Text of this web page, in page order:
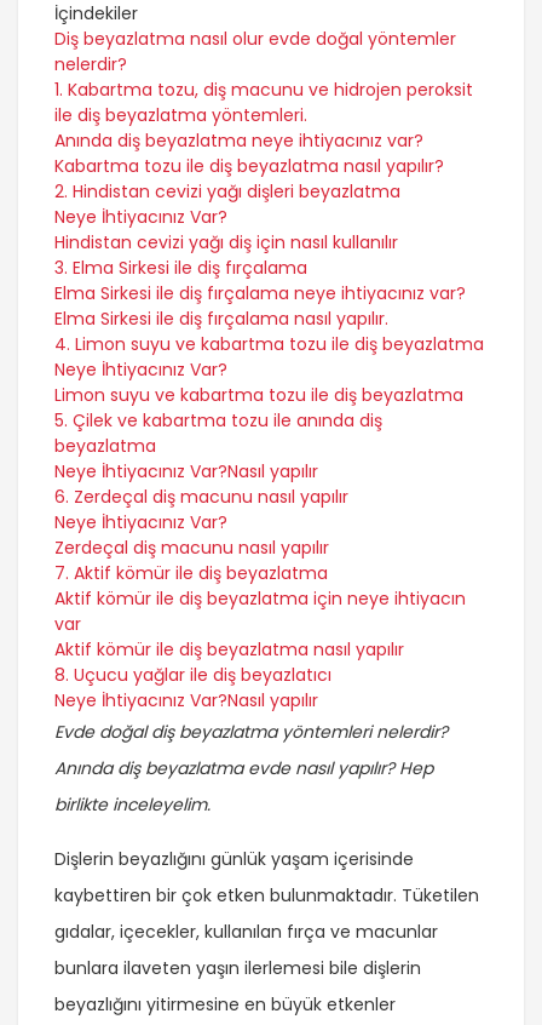
İçindekiler
Diş beyazlatma nasıl olur evde doğal yöntemler
nelerdir?
1. Kabartma tozu, diş macunu ve hidrojen peroksit
ile diş beyazlatma yöntemleri.
Anında diş beyazlatma neye ihtiyacınız var?
Kabartma tozu ile diş beyazlatma nasıl yapılır?
2. Hindistan cevizi yağı dişleri beyazlatma
Neye İhtiyacınız Var?
Hindistan cevizi yağı diş için nasıl kullanılır
3. Elma Sirkesi ile diş fırçalama
Elma Sirkesi ile diş fırçalama neye ihtiyacınız var?
Elma Sirkesi ile diş fırçalama nasıl yapılır.
4. Limon suyu ve kabartma tozu ile diş beyazlatma
Neye İhtiyacınız Var?
Limon suyu ve kabartma tozu ile diş beyazlatma
5. Çilek ve kabartma tozu ile anında diş
beyazlatma
Neye İhtiyacınız Var?Nasıl yapılır
6. Zerdeçal diş macunu nasıl yapılır
Neye İhtiyacınız Var?
Zerdeçal diş macunu nasıl yapılır
7. Aktif kömür ile diş beyazlatma
Aktif kömür ile diş beyazlatma için neye ihtiyacın
var
Aktif kömür ile diş beyazlatma nasıl yapılır
8. Uçucu yağlar ile diş beyazlatıcı
Neye İhtiyacınız Var?Nasıl yapılır
Evde doğal diş beyazlatma yöntemleri nelerdir?
Anında diş beyazlatma evde nasıl yapılır? Hep
birlikte inceleyelim.
Dişlerin beyazlığını günlük yaşam içerisinde
kaybettiren bir çok etken bulunmaktadır. Tüketilen
gıdalar, içecekler, kullanılan fırça ve macunlar
bunlara ilaveten yaşın ilerlemesi bile dişlerin
beyazlığını yitirmesine en büyük etkenler